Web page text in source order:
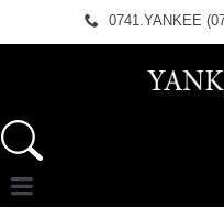
0741.YANKEE